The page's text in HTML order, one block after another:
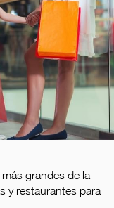
grandes de la
y restaurantes para